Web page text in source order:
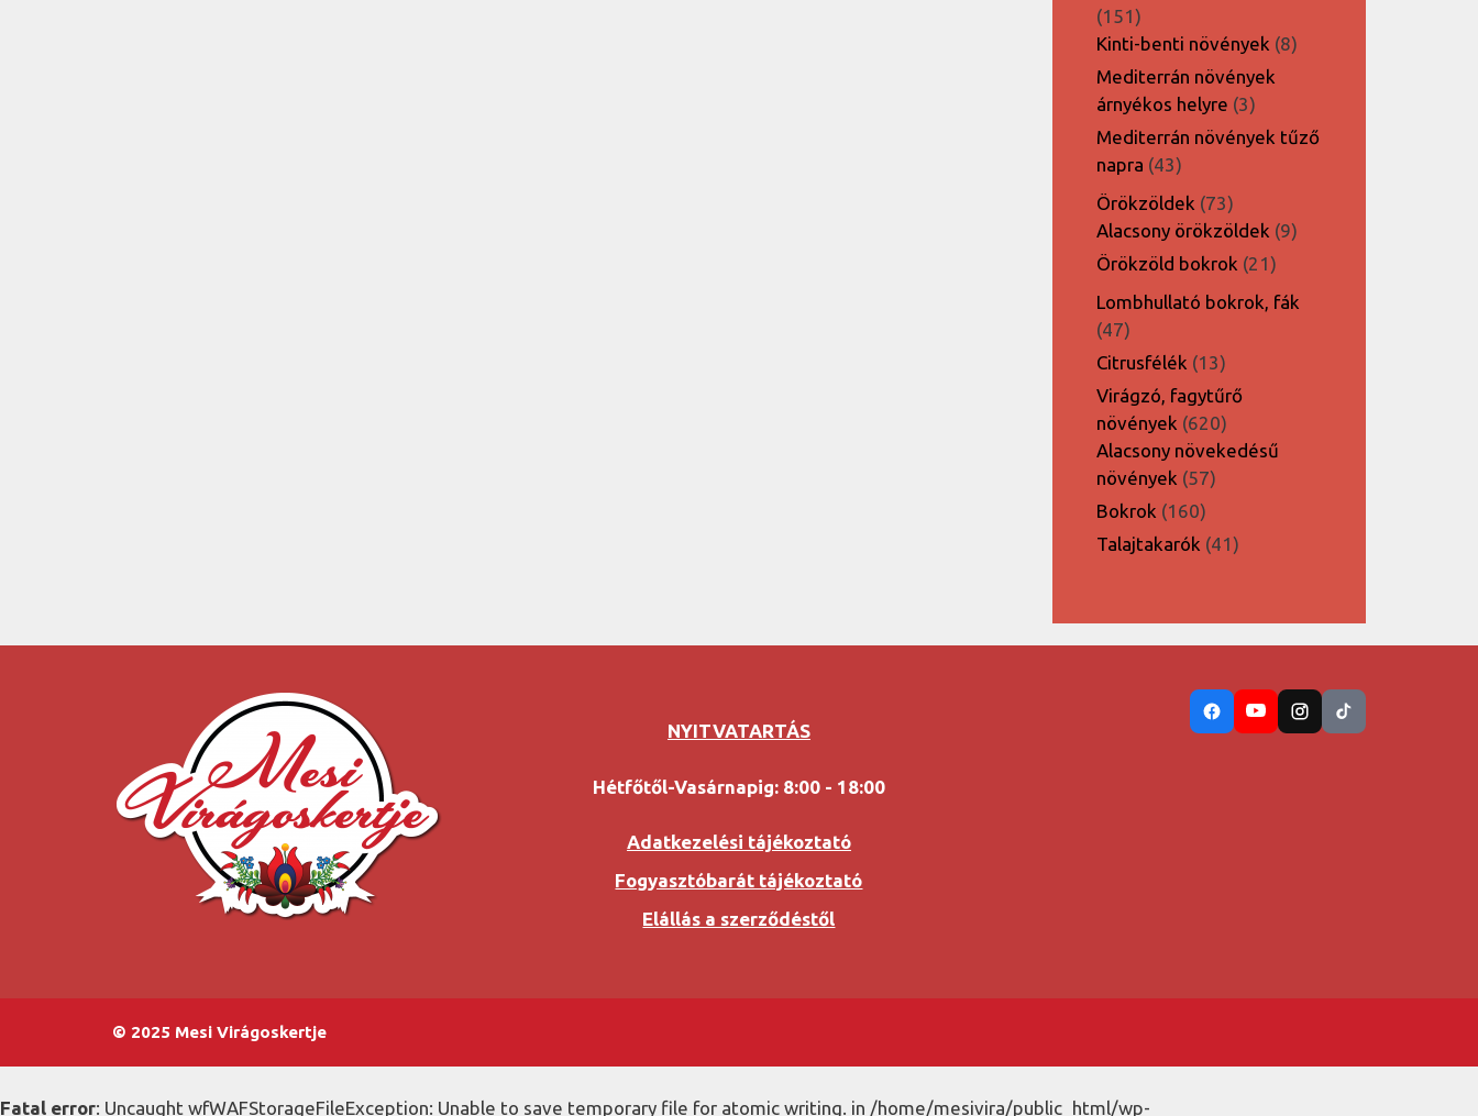
151151
termék
Kinti-benti növények 88
Mediterrán növények
árnyékos helyre 33
termék
Mediterrán növények tűző
napra 4343
termék
Örökzöldek 7373
termék
Alacsony örökzöldek 99
Örökzöld bokrok 2121
termék
Lombhullató bokrok, fák
4747
termék
Citrusfélék 1313
termék
Virágzó, fagytűrő
növények 620620
termék
Alacsony növekedésű
növények 5757
Bokrok 160160
termék
Talajtakarók 4141
NYITVATARTÁS
Hétfőtől-Vasárnapig: 8:00 - 18:00
Adatkezelési tájékoztató
Fogyasztóbarát tájékoztató
Elállás a szerződéstől
© 2025 Mesi Virágoskertje
Fatal error: Uncaught wfWAFStorageFileException: Unable to save temporary file for atomic writing. in /home/mesivira/public_html/wp-